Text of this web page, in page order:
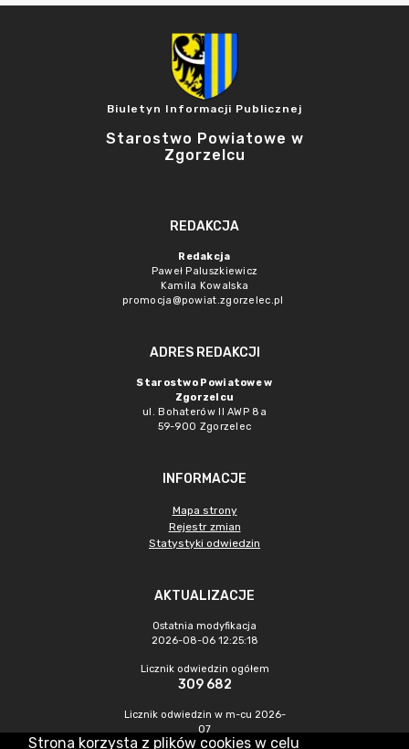
Biuletyn Informacji Publicznej
Starostwo Powiatowe w
Zgorzelcu
REDAKCJA
Redakcja
Paweł Paluszkiewicz
Kamila Kowalska
promocja@powiat.zgorzelec.pl
ADRES REDAKCJI
Starostwo Powiatowe w
Zgorzelcu
ul. Bohaterów II AWP 8a
59-900 Zgorzelec
INFORMACJE
Mapa strony
Rejestr zmian
Statystyki odwiedzin
AKTUALIZACJE
Ostatnia modyfikacja
2026-08-06 12:25:18
Licznik odwiedzin ogółem
309 682
Licznik odwiedzin w m-cu 2026-
07
380
Strona korzysta z plików cookies w celu